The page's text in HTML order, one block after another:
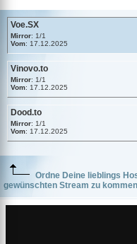
Voe.SX
Mirror: 1/1
Vom: 17.12.2025
Vinovo.to
Mirror: 1/1
Vom: 17.12.2025
Dood.to
Mirror: 1/1
Vom: 17.12.2025
Ordne Deine lieblings
gewünschten Stream zu